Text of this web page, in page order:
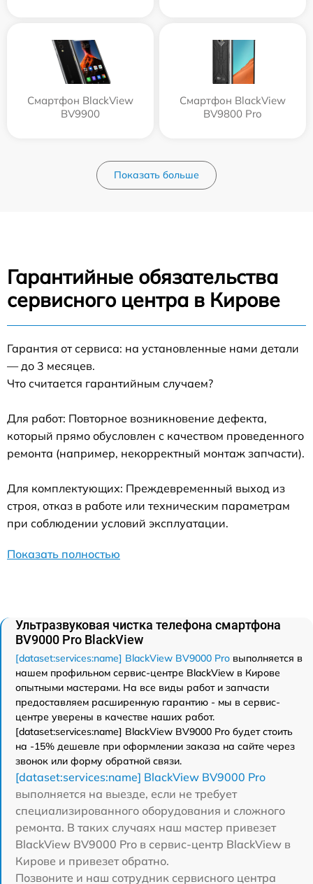
Смартфон BlackView
BV9900
Смартфон BlackView
BV9800 Pro
Показать больше
Гарантийные обязательства
сервисного центра в Кирове
Гарантия от сервиса: на установленные нами детали
— до 3 месяцев.
Что считается гарантийным случаем?
Для работ: Повторное возникновение дефекта,
который прямо обусловлен с качеством проведенного
ремонта (например, некорректный монтаж запчасти).
Для комплектующих: Преждевременный выход из
строя, отказ в работе или техническим параметрам
при соблюдении условий эксплуатации.
Показать полностью
Ультразвуковая чистка телефона смартфона
BV9000 Pro BlackView
[dataset:services:name] BlackView BV9000 Pro выполняется в
нашем профильном сервис-центре BlackView в Кирове
опытными мастерами. На все виды работ и запчасти
предоставляем расширенную гарантию - мы в сервис-
центре уверены в качестве наших работ.
[dataset:services:name] BlackView BV9000 Pro будет стоить
на -15% дешевле при оформлении заказа на сайте через
звонок или форму обратной связи.
[dataset:services:name] BlackView BV9000 Pro
выполняется на выезде, если не требует
специализированного оборудования и сложного
ремонта. В таких случаях наш мастер привезет
BlackView BV9000 Pro в сервис-центр BlackView в
Кирове и привезет обратно.
Позвоните и наш сотрудник сервисного центра